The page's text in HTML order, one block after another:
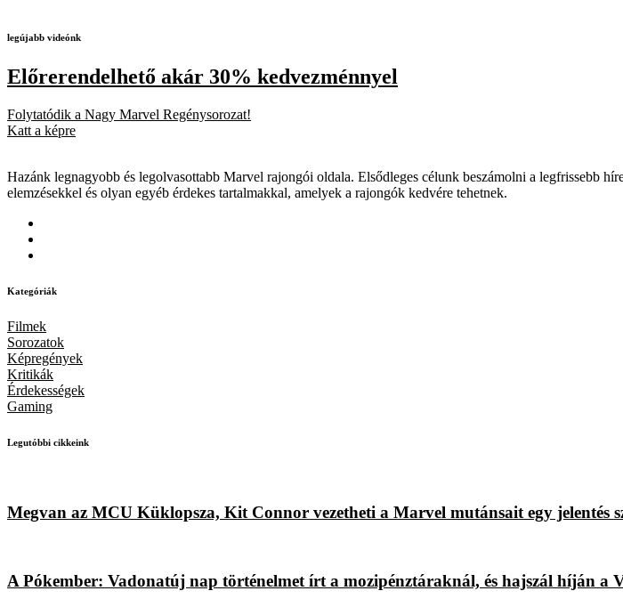
legújabb videónk
Előrerendelhető akár 30% kedvezménnyel
Folytatódik a Nagy Marvel Regénysorozat!
Katt a képre
Hazánk legnagyobb és legolvasottabb Marvel rajongói oldala. Elsődleges célunk beszámolni a legfrissebb
elemzésekkel és olyan egyéb érdekes tartalmakkal, amelyek a rajongók kedvére tehetnek.
Kategóriák
Filmek
Sorozatok
Képregények
Kritikák
Érdekességek
Gaming
Legutóbbi cikkeink
Megvan az MCU Küklopsza, Kit Connor vezetheti a Marvel mutánsait egy jelentés
A Pókember: Vadonatúj nap történelmet írt a mozipénztáraknál, és hajszál híján a